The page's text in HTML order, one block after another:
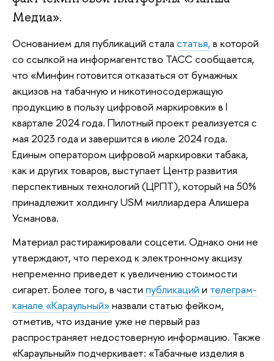
Медиа».
Основанием для публикаций стала статья, в которой
со ссылкой на информагентство ТАСС сообщается,
что «Минфин готовится отказаться от бумажных
акцизов на табачную и никотиносодержащую
продукцию в пользу цифровой маркировки» в I
квартале 2024 года. Пилотный проект реализуется с
мая 2023 года и завершится в июле 2024 года.
Единым оператором цифровой маркировки табака,
как и других товаров, выступает Центр развития
перспективных технологий (ЦРПТ), который на 50%
принадлежит холдингу USM миллиардера Алишера
Усманова.
Материал растиражировали соцсети. Однако они не
утверждают, что переход к электронному акцизу
непременно приведет к увеличению стоимости
сигарет. Более того, в части публикаций и телеграм-
канале «Караульный»назвали статью фейком,
отметив, что издание уже не первый раз
распространяет недостоверную информацию. Также
«Караульный» подчеркивает: «Табачные изделия в